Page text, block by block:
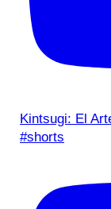
Kintsugi: El
#shorts